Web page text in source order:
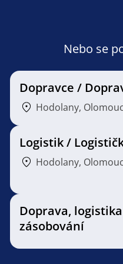
Nebo se
Dopravce /
Hodolany,
Logistik /
Hodolany,
Doprava,
zásobování